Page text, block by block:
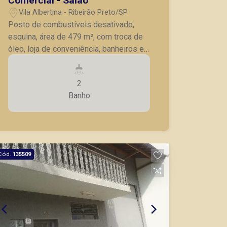
Vila Albertina - Ribeirão Preto/SP
Posto de combustíveis desativado,
esquina, área de 479 m², com troca de
óleo, loja de conveniência, banheiros e
tanques de armazenagem.
2
Banho
135509